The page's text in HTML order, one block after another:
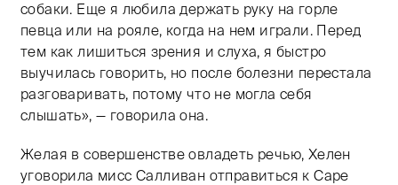
собаки. Еще я любила держать руку на горле
певца или на рояле, когда на нем играли. Перед
тем как лишиться зрения и слуха, я быстро
выучилась говорить, но после болезни перестала
разговаривать, потому что не могла себя
слышать», — говорила она.
Желая в совершенстве овладеть речью, Хелен
уговорила мисс Салливан отправиться к Саре